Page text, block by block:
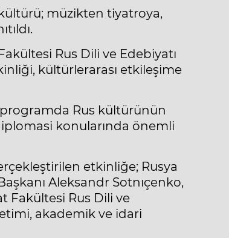
müzikten tiyatroya,
Rus Dili ve Edebiyatı
kültürlerarası etkileşime
Rus kültürünün
konularında önemli
etkinliğe; Rusya
Aleksandr Sotnıçenko,
Fakültesi Rus Dili ve
akademik ve idari